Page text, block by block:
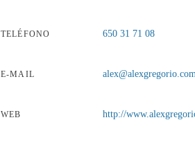
TELÉFONO 650 31 71 08
E-MAIL
WEB http://